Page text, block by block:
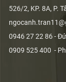
526/2, KP. 8A, P.
0946 27 22 86 -
0909 525 400 -